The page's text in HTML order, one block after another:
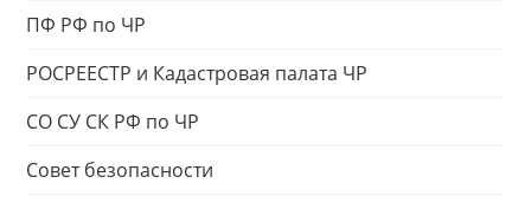
ПФ РФ по ЧР
РОСРЕЕСТР и Кадастровая палата ЧР
СО СУ СК РФ по ЧР
Совет безопасности